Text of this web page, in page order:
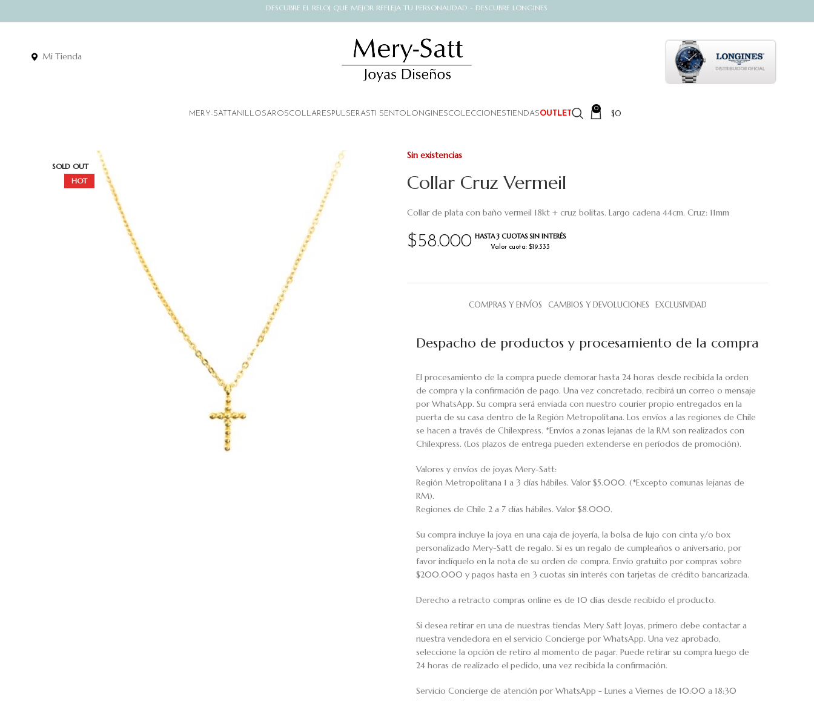
DESCUBRE EL RELOJ QUE MEJOR REFLEJA TU PERSONALIDAD - DESCUBRE LONGINES
Mi Tienda
MERY-SATTANILLOSAROSCOLLARES PULSERASTI SENTO LONGINESCOLECCIONESTIENDASOUTLET
0 $0
SOLD OUT
HOT
Collar Cruz Vermeil
$58.000 HASTA 3 CUOTAS SIN INTERÉS
Valor cuota: $19.333
Collar de plata con baño vermeil 18kt + cruz bolitas. Largo cadena 44cm. Cruz: 11mm
Sin existencias
COMPRAS Y ENVÍOS CAMBIOS Y DEVOLUCIONES EXCLUSIVIDAD
Despacho de productos y procesamiento de la compra
El procesamiento de la compra puede demorar hasta 24 horas desde recibida la orden
de compra y la confirmación de pago. Una vez concretado, recibirá un correo o mensaje
por WhatsApp. Su compra será enviada con nuestro courier propio entregados en la
puerta de su casa dentro de la Región Metropolitana. Los envíos a las regiones de Chile
se hacen a través de Chilexpress. *Envíos a zonas lejanas de la RM son realizados con
Chilexpress. (Los plazos de entrega pueden extenderse en períodos de promoción).
Valores y envíos de joyas Mery-Satt:
Región Metropolitana 1 a 3 días hábiles. Valor $5.000. (*Excepto comunas lejanas de
RM).
Regiones de Chile 2 a 7 días hábiles. Valor $8.000.
Su compra incluye la joya en una caja de joyería, la bolsa de lujo con cinta y/o box
personalizado Mery-Satt de regalo. Si es un regalo de cumpleaños o aniversario, por
favor indíquelo en la nota de su orden de compra. Envío gratuito por compras sobre
$200.000 y pagos hasta en 3 cuotas sin interés con tarjetas de crédito bancarizada.
Derecho a retracto compras online es de 10 días desde recibido el producto.
Si desea retirar en una de nuestras tiendas Mery Satt Joyas, primero debe contactar a
nuestra vendedora en el servicio Concierge por WhatsApp. Una vez aprobado,
seleccione la opción de retiro al momento de pagar. Puede retirar su compra luego de
24 horas de realizado el pedido, una vez recibida la confirmación.
Servicio Concierge de atención por WhatsApp - Lunes a Viernes de 10:00 a 18:30